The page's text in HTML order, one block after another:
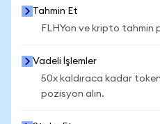
Tahmin Et
FLHYon ve kripto tahmin
Vadeli İşlemler
50x kaldıraca kadar
pozisyon alın.